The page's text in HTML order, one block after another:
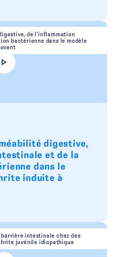
de l’inflammation
bactérienne dans le modèle
digestive,
et de la
dans le
induite à
barrière intestinale chez des
juvénile idiopathique